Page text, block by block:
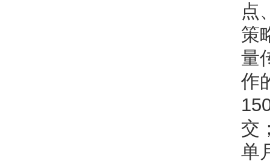
点
策
量
作
交
单